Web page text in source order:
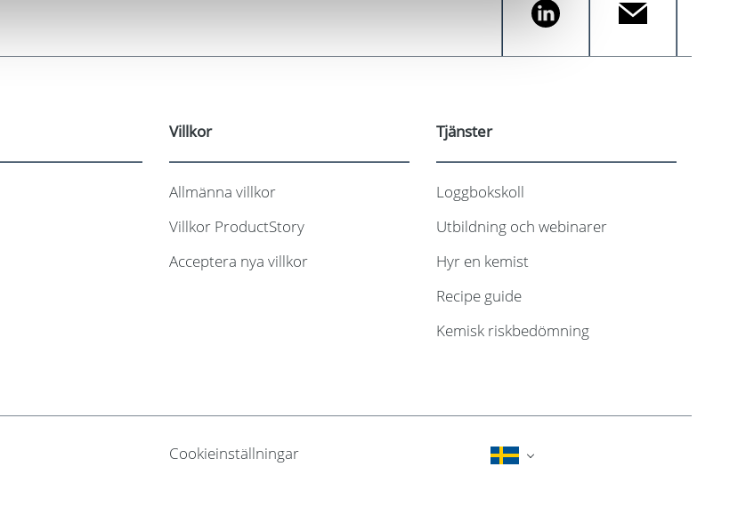
Villkor
Allmänna villkor
Villkor ProductStory
Acceptera nya villkor
Tjänster
Loggbokskoll
Utbildning och webinarer
Hyr en kemist
Recipe guide
Kemisk riskbedömning
Cookieinställningar